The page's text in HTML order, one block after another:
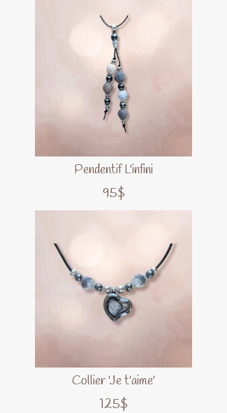
Pendentif L'infini
95$
Collier 'Je t'aime'
125$